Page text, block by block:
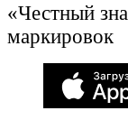
«Честный
маркировок